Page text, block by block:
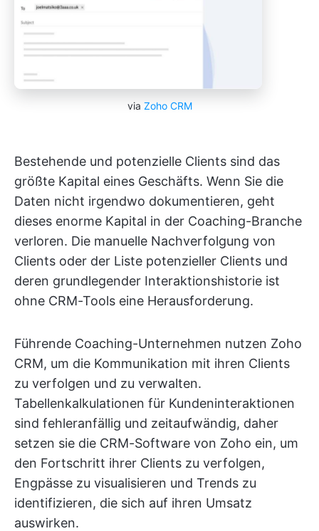
via Zoho CRM
Bestehende und potenzielle Clients sind das
größte Kapital eines Geschäfts. Wenn Sie die
Daten nicht irgendwo dokumentieren, geht
dieses enorme Kapital in der Coaching-Branche
verloren. Die manuelle Nachverfolgung von
Clients oder der Liste potenzieller Clients und
deren grundlegender Interaktionshistorie ist
ohne CRM-Tools eine Herausforderung.
Führende Coaching-Unternehmen nutzen Zoho
CRM, um die Kommunikation mit ihren Clients
zu verfolgen und zu verwalten.
Tabellenkalkulationen für Kundeninteraktionen
sind fehleranfällig und zeitaufwändig, daher
setzen sie die CRM-Software von Zoho ein, um
den Fortschritt ihrer Clients zu verfolgen,
Engpässe zu visualisieren und Trends zu
identifizieren, die sich auf ihren Umsatz
auswirken.